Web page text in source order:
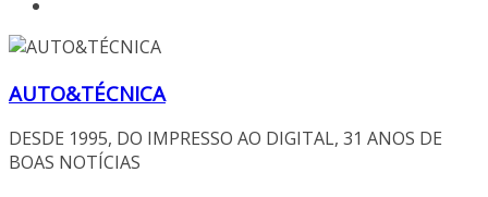
AUTO&TÉCNICA
DESDE 1995, DO IMPRESSO AO DIGITAL, 31 ANOS DE
BOAS NOTÍCIAS